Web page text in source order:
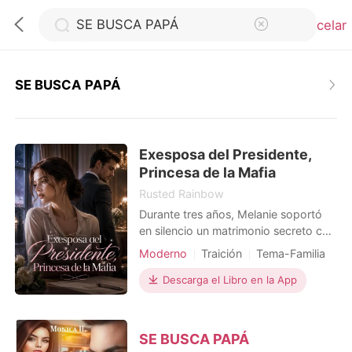
Cancelar
Recargar
Historia
Salir
SE BUSCA PAPÁ
Exesposa del Presidente,
Princesa de la Mafia
Rusted Rainbow
Durante tres años, Melanie soportó
en silencio un matrimonio secreto con
el presidente. Pero en el funeral de su
realmente amaba. La última
humillación llegó cuando Melanie
mujer el corazón donado que su
madre necesitaba para sobrevivir.
Moderno Traición Tema-Familia
Descarga el Libro en la App
SE BUSCA PAPÁ